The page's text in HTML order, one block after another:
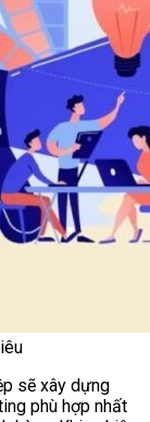
sẽ xây dựng
phù hợp nhất